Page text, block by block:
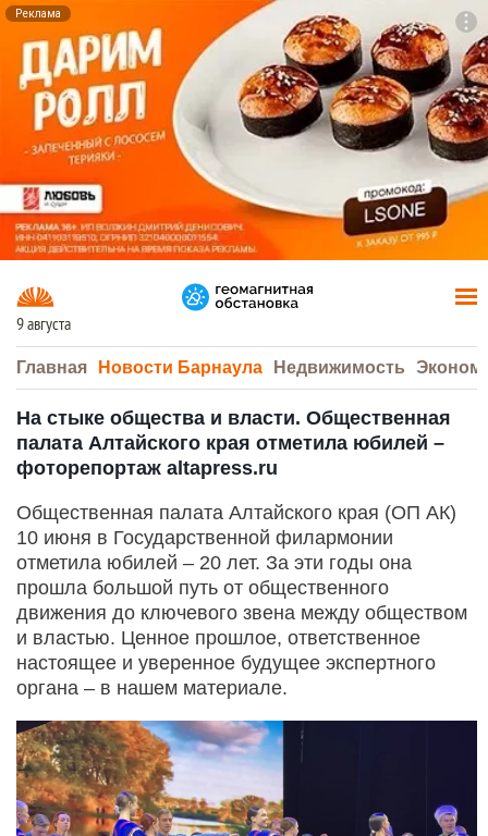
Реклама
9 августа
Главная Новости Барнаула Недвижимость
На стыке общества и власти. Общественная
палата Алтайского края отметила юбилей –
фоторепортаж altapress.ru
Общественная палата Алтайского края (ОП АК)
10 июня в Государственной филармонии
отметила юбилей – 20 лет. За эти годы она
прошла большой путь от общественного
движения до ключевого звена между обществом
и властью. Ценное прошлое, ответственное
настоящее и уверенное будущее экспертного
органа – в нашем материале.